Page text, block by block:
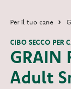
Per il tuo cane
GRAIN
Adult
CIBO SECCO PER